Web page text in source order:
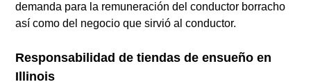
demanda para la remuneración del conductor borracho
así como del negocio que sirvió al conductor.
Responsabilidad de tiendas de ensueño en
Illinois